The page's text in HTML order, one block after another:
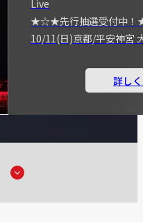
Live
★☆★先行抽選受付中
10/11(日)京都/平安神宮
詳し